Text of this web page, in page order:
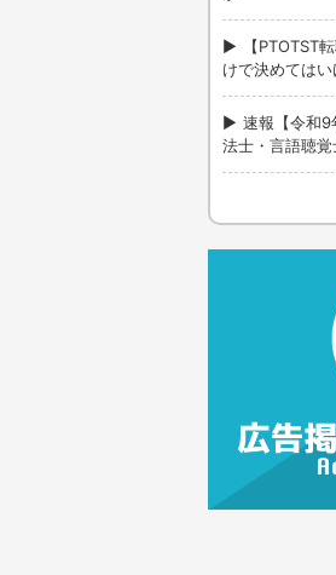
【PTOTST
けで決めては
速報【令和9
法士・言語聴